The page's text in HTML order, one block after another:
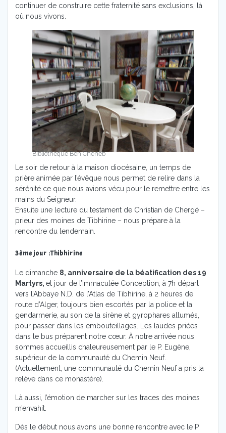
continuer de construire cette fraternité sans exclusions, là
où nous vivons.
Bibliothèque Ben Cheneb
Le soir de retour à la maison diocésaine, un temps de
prière animée par l’évêque nous permet de relire dans la
sérénité ce que nous avions vécu pour le remettre entre les
mains du Seigneur.
Ensuite une lecture du testament de Christian de Chergé –
prieur des moines de Tibhirine – nous prépare à la
rencontre du lendemain.
3ème jour :Thibhirine
Le dimanche 8, anniversaire de la béatification des 19
Martyrs, et jour de l’Immaculée Conception, à 7h départ
vers l’Abbaye N.D. de l’Atlas de Tibhirine, à 2 heures de
route d’Alger, toujours bien escortés par la police et la
gendarmerie, au son de la sirène et gyrophares allumés,
pour passer dans les embouteillages. Les laudes priées
dans le bus préparent notre cœur. À notre arrivée nous
sommes accueillis chaleureusement par le P. Eugène,
supérieur de la communauté du Chemin Neuf.
(Actuellement, une communauté du Chemin Neuf a pris la
relève dans ce monastère).
Là aussi, l’émotion de marcher sur les traces des moines
m’envahit.
Dès le début nous avons une bonne rencontre avec le P.